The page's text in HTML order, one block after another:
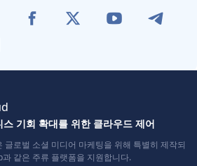
스 기회 확대를 위한 클라우드 제어
글로벌 소셜 미디어 마케팅을 위해 특별히 제작되
같은 주류 플랫폼을 지원합니다.